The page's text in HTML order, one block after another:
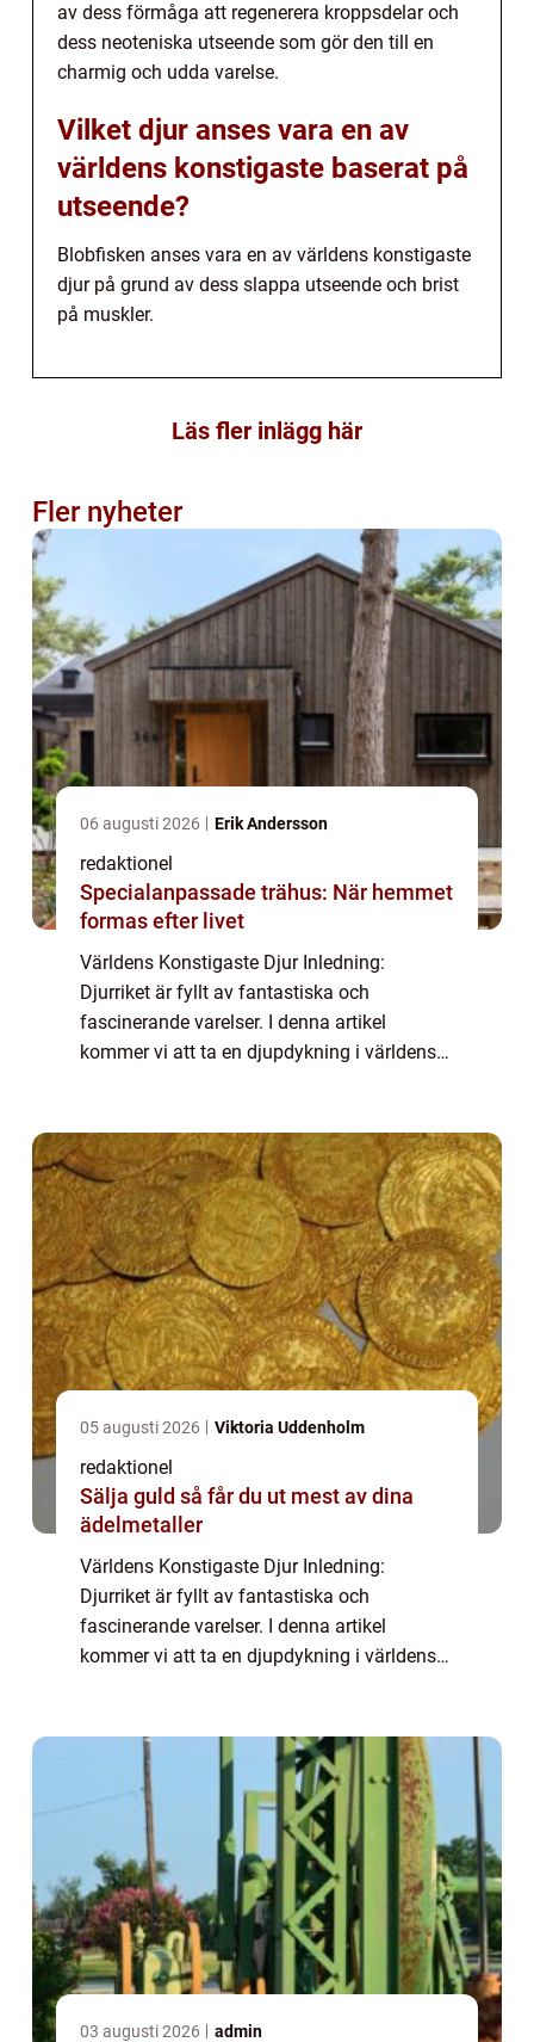
av dess förmåga att regenerera kroppsdelar och
dess neoteniska utseende som gör den till en
charmig och udda varelse.
Vilket djur anses vara en av
världens konstigaste baserat på
utseende?
Blobfisken anses vara en av världens konstigaste
djur på grund av dess slappa utseende och brist
på muskler.
Läs fler inlägg här
Fler nyheter
06 augusti 2026 Erik Andersson
redaktionel
Specialanpassade trähus: När hemmet
formas efter livet
Världens Konstigaste Djur Inledning:
Djurriket är fyllt av fantastiska och
fascinerande varelser. I denna artikel
kommer vi att ta en djupdykning i världens
presentera ...
05 augusti 2026 Viktoria Uddenholm
redaktionel
Sälja guld så får du ut mest av dina
ädelmetaller
Världens Konstigaste Djur Inledning:
Djurriket är fyllt av fantastiska och
fascinerande varelser. I denna artikel
kommer vi att ta en djupdykning i världens
presentera ...
03 augusti 2026 admin